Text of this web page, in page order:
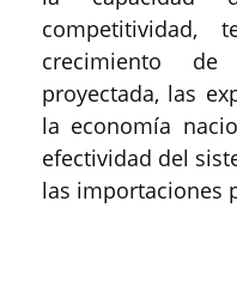
competitividad,
crecimiento
proyectada, las
la economía
efectividad del
las importaciones